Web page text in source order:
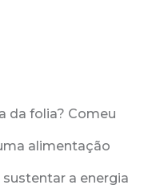
da folia? Comeu
alimentação
a energia